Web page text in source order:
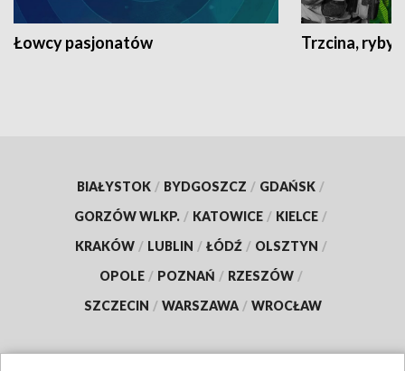
Łowcy pasjonatów Trzcina, ryby
BIAŁYSTOK / BYDGOSZCZ / GDAŃSK /
GORZÓW WLKP. / KATOWICE / KIELCE /
KRAKÓW / LUBLIN / ŁÓDŹ / OLSZTYN /
OPOLE / POZNAŃ / RZESZÓW /
SZCZECIN / WARSZAWA / WROCŁAW